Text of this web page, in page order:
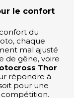
le confort
du
chaque
mal ajusté
de gêne, voire
Thor
répondre à
pour une